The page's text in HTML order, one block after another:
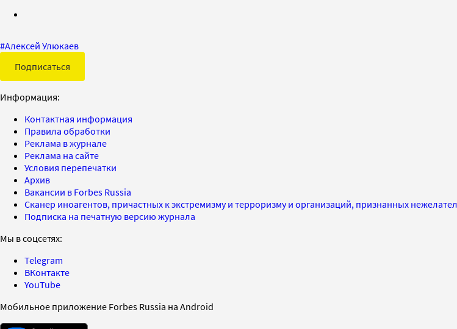
#Алексей Улюкаев
Подписаться
Информация:
Контактная информация
Правила обработки
Реклама в журнале
Реклама на сайте
Условия перепечатки
Архив
Вакансии в Forbes Russia
Сканер иноагентов, причастных к экстремизму и терроризму и организаций, признанных
Подписка на печатную версию журнала
Мы в соцсетях:
Telegram
ВКонтакте
YouTube
Мобильное приложение Forbes Russia на Android